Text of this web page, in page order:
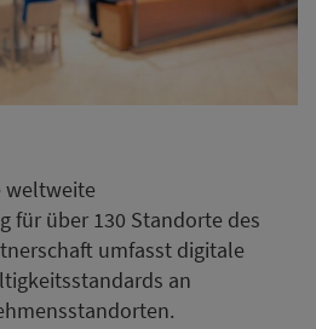
weltweite
für über 130 Standorte des
umfasst digitale
an